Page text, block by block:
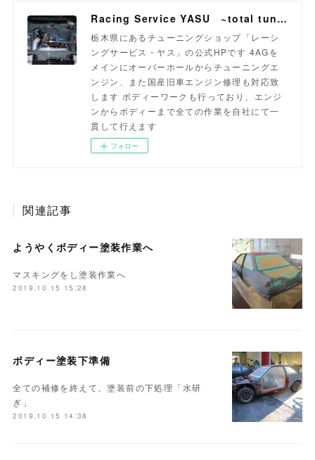
Racing Service YASU ~total tuning proshop~
栃木県にあるチューニングショップ「レーシ
ングサービス・ヤス」の公式HPです 4AGを
メインにオーバーホールからチューニングエ
ンジン、また国産旧車エンジン修理も対応致
します ボディーワークも行っており、エンジ
ンからボディーまで全ての作業を自社にて一
貫して行えます
フォロー
関連記事
ようやくボディー塗装作業へ
マスキングをし塗装作業へ
2019.10.15 15:28
ボディー塗装下準備
全ての補修を終えて、塗装前の下処理「水研
ぎ」
2019.10.15 14:38